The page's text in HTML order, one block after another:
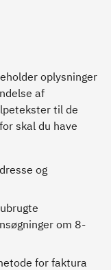
oplysninger
af
til de
skal du have
og
om 8-
for faktura